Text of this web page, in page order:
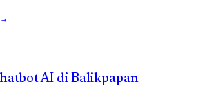
AI di Balikpapan